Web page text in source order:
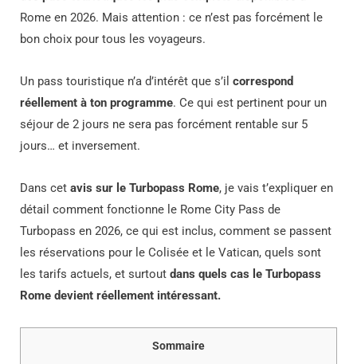
Rome en 2026. Mais attention : ce n’est pas forcément le
bon choix pour tous les voyageurs.
Un pass touristique n’a d’intérêt que s’il correspond
réellement à ton programme. Ce qui est pertinent pour un
séjour de 2 jours ne sera pas forcément rentable sur 5
jours… et inversement.
Dans cet avis sur le Turbopass Rome, je vais t’expliquer en
détail comment fonctionne le Rome City Pass de
Turbopass en 2026, ce qui est inclus, comment se passent
les réservations pour le Colisée et le Vatican, quels sont
les tarifs actuels, et surtout dans quels cas le Turbopass
Rome devient réellement intéressant.
Sommaire